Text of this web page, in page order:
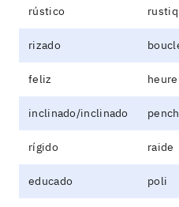
rústico
rizado
feliz
inclinado/inclinado
rígido raide
educado poli